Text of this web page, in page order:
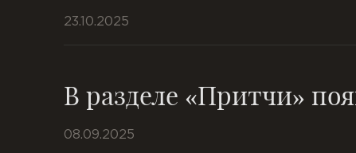
23.10.2025
В разделе «Притчи»
08.09.2025